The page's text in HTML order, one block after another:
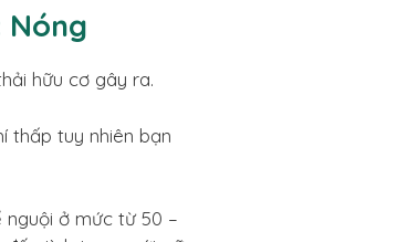
Nóng
hữu cơ gây ra.
thấp tuy nhiên bạn
nguội ở mức từ 50 –